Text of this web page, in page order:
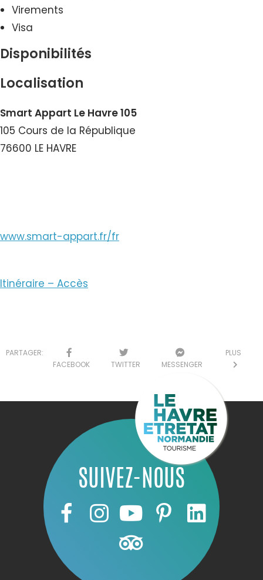
Virements
Visa
Disponibilités
Localisation
Smart Appart Le Havre 105
105 Cours de la République
76600 LE HAVRE
www.smart-appart.fr/fr
Itinéraire – Accès
PARTAGER:
FACEBOOK
TWITTER MESSENGER
PLUS
SUIVEZ-NOUS